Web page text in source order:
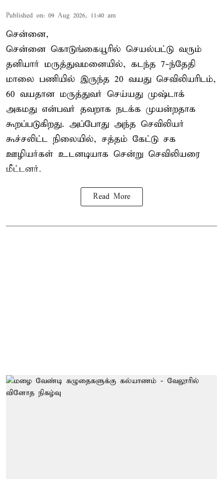
Published on: 09 Aug 2026, 11:40 am
சென்னை,
சென்னை கொடுங்கையூரில் செயல்பட்டு வரும்
தனியார் மருத்துவமனையில், கடந்த 7-ந்தேதி
மாலை பணியில் இருந்த 20 வயது செவிலியரிடம்,
60 வயதான மருத்துவர் செய்யது முஷ்டாக்
அகமது என்பவர் தவறாக நடக்க முயன்றதாக
கூறப்படுகிறது. அப்போது அந்த செவிலியர்
கூச்சலிட்ட நிலையில், சத்தம் கேட்டு சக
ஊழியர்கள் உடனடியாக சென்று செவிலியரை
மீட்டனர்.
Read More